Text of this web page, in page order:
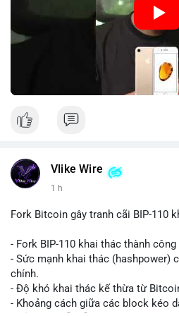
Vlike Wire
1 h
Fork Bitcoin gây tranh cãi BIP-110
- Fork BIP-110 khai thác thành
- Sức mạnh khai thác (hashpower)
chính.
- Độ khó khai thác kế thừa từ
- Khoảng cách giữa các block kéo